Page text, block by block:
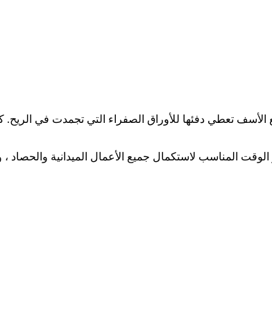
تعطي دفئها للأوراق الصفراء التي تجمدت في
المناسب لاستكمال جميع الأعمال الميدانية والحصاد ،